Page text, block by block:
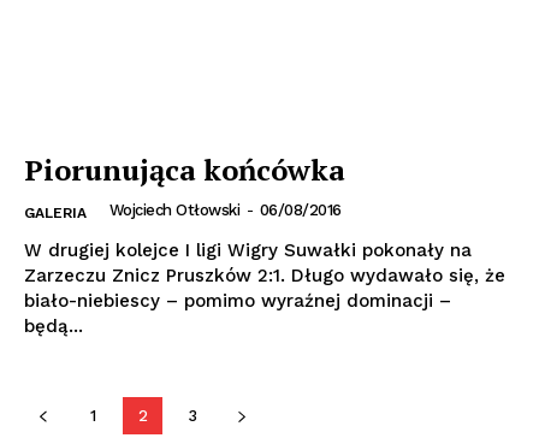
Piorunująca końcówka
GALERIA Wojciech Otłowski - 06/08/2016
W drugiej kolejce I ligi Wigry Suwałki pokonały na
Zarzeczu Znicz Pruszków 2:1. Długo wydawało się, że
biało-niebiescy – pomimo wyraźnej dominacji –
będą...
1 2 3